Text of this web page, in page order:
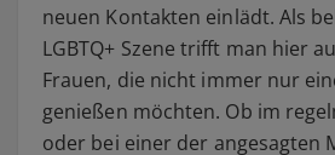
neuen Kontakten einlädt. Als
LGBTQ+ Szene trifft man hier
Frauen, die nicht immer nur
genießen möchten. Ob im
oder bei einer der angesagten